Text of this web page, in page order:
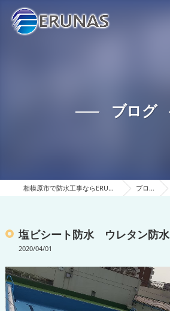
ブログ
相模原市で防水工事ならERUNAS ブログ
塩ビシート防水 ウレタン防水
2020/04/01